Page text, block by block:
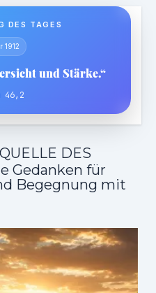
DES TAGES
1912
und Stärke.“
46,2
DES
Gedanken für
Begegnung mit